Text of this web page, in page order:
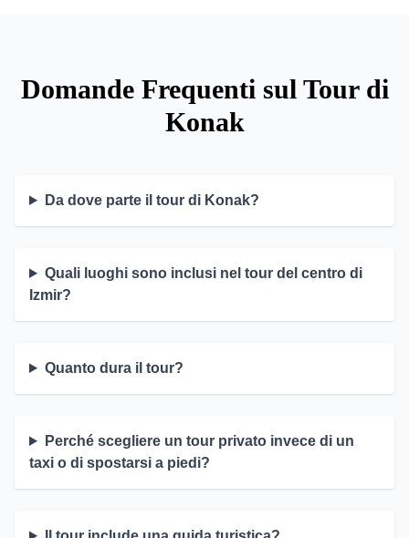
Domande Frequenti sul Tour di
Konak
Da dove parte il tour di Konak?
Quali luoghi sono inclusi nel tour del centro di
Izmir?
Quanto dura il tour?
Perché scegliere un tour privato invece di un
taxi o di spostarsi a piedi?